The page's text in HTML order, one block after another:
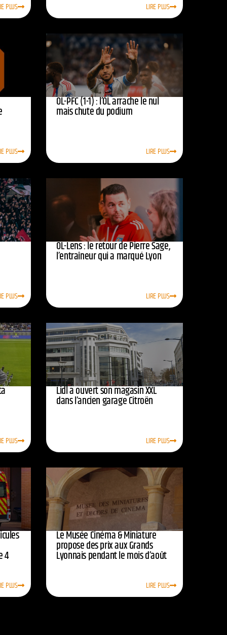
PLUS LIRE PLUS
PLUS
OL-PFC (1-1) : l’OL arrache le nul
mais chute du podium
LIRE PLUS
PLUS
OL-Lens : le retour de Pierre Sage,
l’entraîneur qui a marqué Lyon
LIRE PLUS
PLUS
Lidl a ouvert son magasin XXL
dans l’ancien garage Citroën
LIRE PLUS
4
PLUS
Le Musée Cinéma & Miniature
propose des prix aux Grands
Lyonnais pendant le mois d’août
LIRE PLUS